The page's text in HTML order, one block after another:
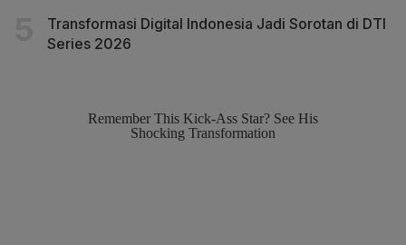
Transformasi Digital Indonesia Jadi Sorotan di DTI
Series 2026